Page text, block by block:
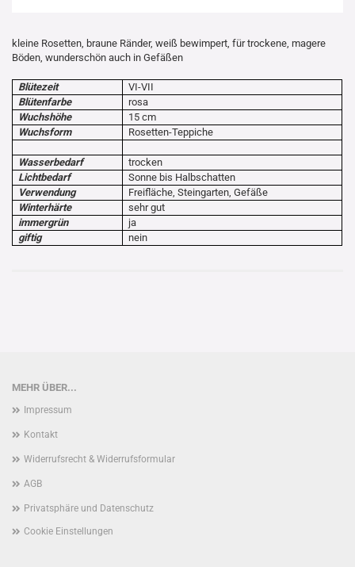
kleine Rosetten, braune Ränder, weiß bewimpert, für trockene, magere
Böden, wunderschön auch in Gefäßen
Blütezeit
VI-VII
Blütenfarbe
rosa
Wuchshöhe
15 cm
Wuchsform
Rosetten-Teppiche
Wasserbedarf
trocken
Lichtbedarf
Sonne bis Halbschatten
Verwendung
Freifläche, Steingarten, Gefäße
Winterhärte
sehr gut
immergrün
ja
giftig
nein
MEHR ÜBER...
Impressum
Kontakt
Widerrufsrecht & Widerrufsformular
AGB
Privatsphäre und Datenschutz
Cookie Einstellungen